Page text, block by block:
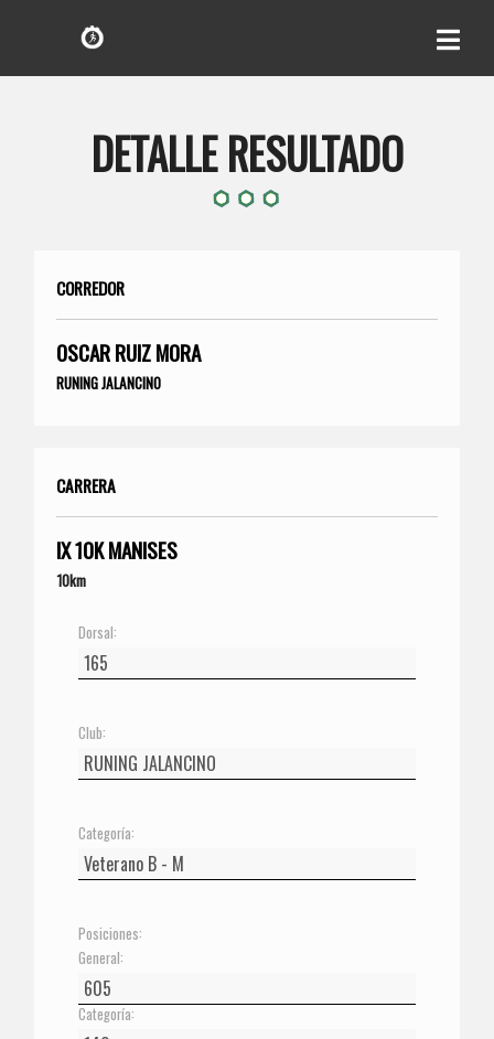
DETALLE RESULTADO
CORREDOR
OSCAR RUIZ MORA
RUNING JALANCINO
CARRERA
IX 10K MANISES
10km
Dorsal:
Club:
Categoría:
Posiciones:
General:
Categoría: